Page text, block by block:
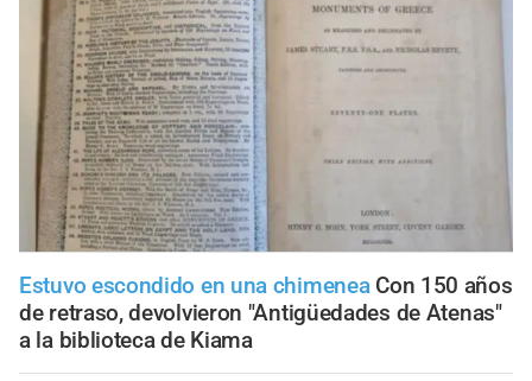
Estuvo escondido en una chimenea Con 150 años
de retraso, devolvieron "Antigüedades de Atenas"
a la biblioteca de Kiama